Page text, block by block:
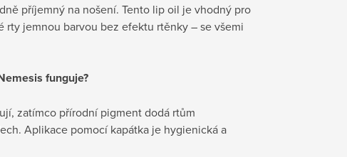
příjemný na nošení. Tento lip oil je vhodný pro
rty jemnou barvou bez efektu rtěnky – se všemi
funguje?
zatímco přírodní pigment dodá rtům
Aplikace pomocí kapátka je hygienická a